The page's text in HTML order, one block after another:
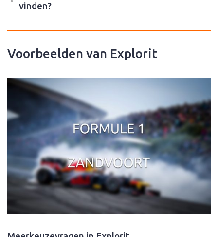
vinden?
Voorbeelden van Explorit